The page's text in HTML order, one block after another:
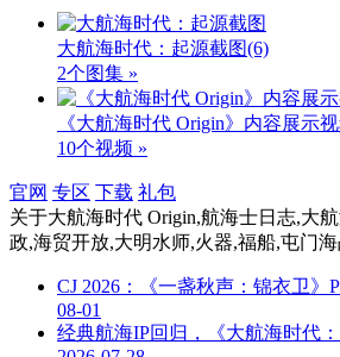
大航海时代：起源截图(6)
2个图集 »
《大航海时代 Origin》内容展示
10个视频 »
官网 专区 下载 礼包
关于大航海时代 Origin,航海士日志,大
政,海贸开放,大明水师,火器,福船,屯门
CJ 2026：《一盏秋声：锦衣卫》
08-01
经典航海IP回归，《大航海时代